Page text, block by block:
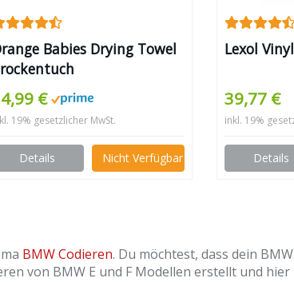
Babies Drying Towel
€
19% gesetzlicher MwSt.
Details Nicht Verfügbar
Lexol
39,77 €
inkl. 19%
Details
BMW Codieren. Du möchtest, dass dein
von BMW E und F Modellen erstellt und